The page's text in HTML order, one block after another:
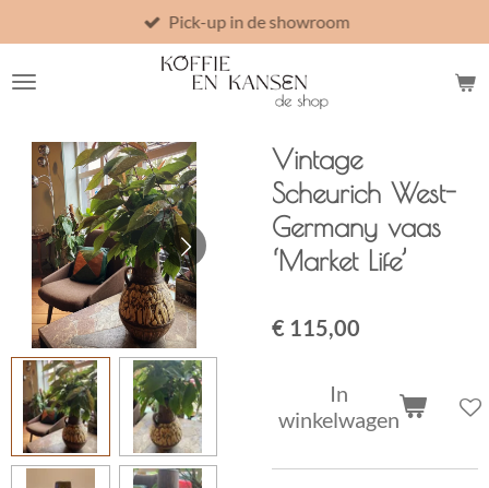
direct
naar
Pick-up in de showroom
Vintage
Scheurich West-
Germany vaas
‘Market Life’
€ 115,00
In
winkelwagen